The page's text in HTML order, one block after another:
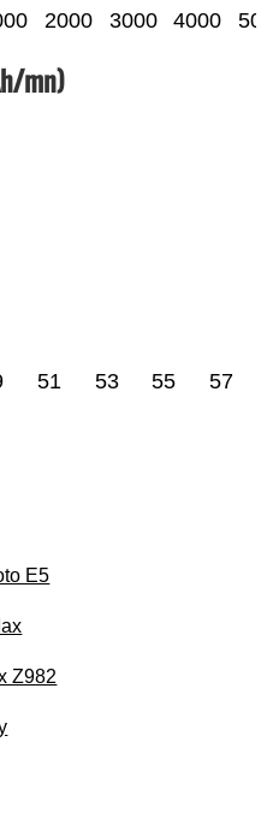
2000 3000 4000
mn)
51 53 55 57
E5
Z982